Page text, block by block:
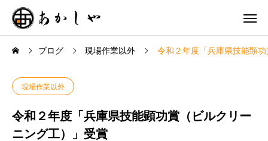
ブログ 現場作業以外 令和２年度「兵庫県技能顕
現場作業以外
令和２年度「兵庫県技能顕功賞（ビルクリー
ニング工）」受賞